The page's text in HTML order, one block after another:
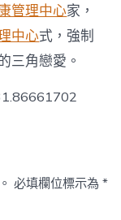
管理中心家，
中心式，強制
三角戀愛。
必填欄位標示為*